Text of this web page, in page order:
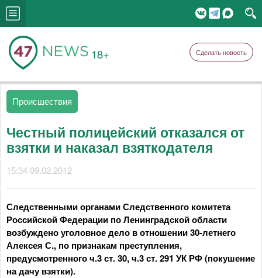
18+ Сделать новость
Происшествия
Честный полицейский отказался от
взятки и наказал взяткодателя
15:34 09.02.2012
Следственными органами Следственного комитета
Российской Федерации по Ленинградской области
возбуждено уголовное дело в отношении 30-летнего
Алексея С., по признакам преступления,
предусмотренного ч.3 ст. 30, ч.3 ст. 291 УК РФ (покушение
на дачу взятки).